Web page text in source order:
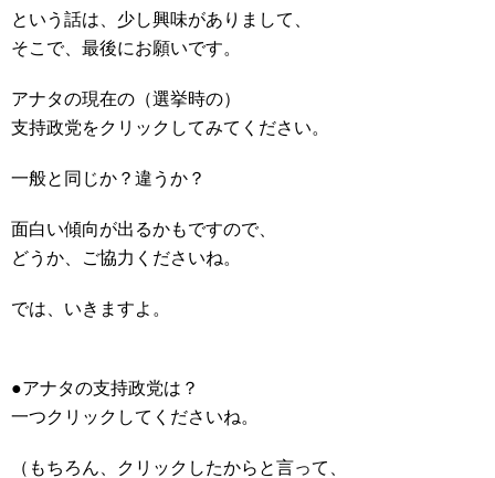
という話は、少し興味がありまして、
そこで、最後にお願いです。
アナタの現在の（選挙時の）
支持政党をクリックしてみてください。
一般と同じか？違うか？
面白い傾向が出るかもですので、
どうか、ご協力くださいね。
では、いきますよ。
●アナタの支持政党は？
一つクリックしてくださいね。
（もちろん、クリックしたからと言って、